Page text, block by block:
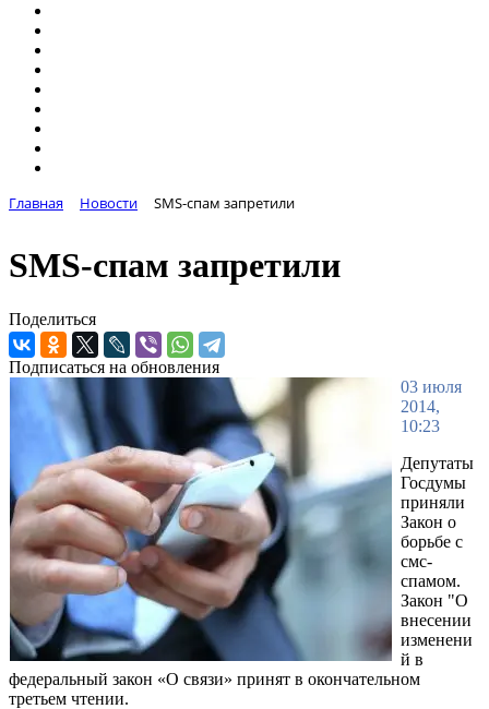
Главная Новости SMS-спам запретили
SMS-спам запретили
Поделиться
Подписаться на обновления
03 июля
2014,
10:23
Депутаты
Госдумы
приняли
Закон о
борьбе с
смс-
спамом.
Закон "О
внесении
изменени
й в
федеральный закон «О связи» принят в окончательном
третьем чтении.